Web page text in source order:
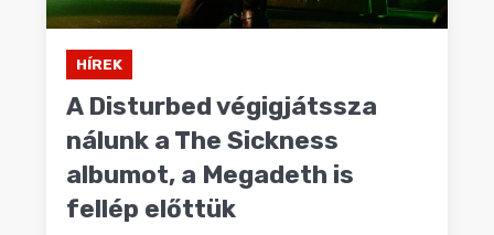
HÍREK
A Disturbed végigjátssza
nálunk a The Sickness
albumot, a Megadeth is
fellép előttük